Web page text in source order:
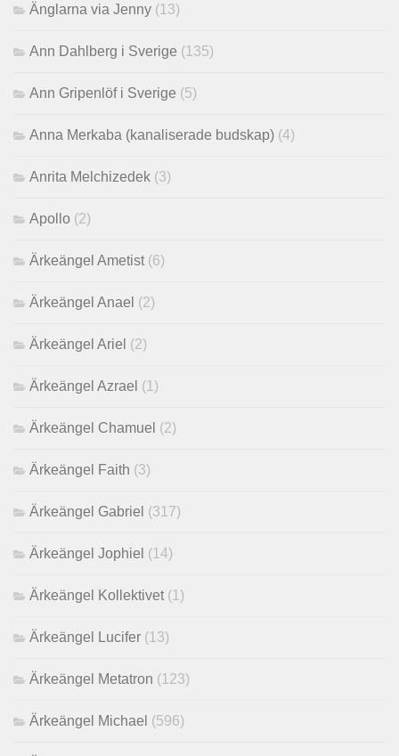
Änglarna via Jenny (13)
Ann Dahlberg i Sverige (135)
Ann Gripenlöf i Sverige (5)
Anna Merkaba (kanaliserade budskap) (4)
Anrita Melchizedek (3)
Apollo (2)
Ärkeängel Ametist (6)
Ärkeängel Anael (2)
Ärkeängel Ariel (2)
Ärkeängel Azrael (1)
Ärkeängel Chamuel (2)
Ärkeängel Faith (3)
Ärkeängel Gabriel (317)
Ärkeängel Jophiel (14)
Ärkeängel Kollektivet (1)
Ärkeängel Lucifer (13)
Ärkeängel Metatron (123)
Ärkeängel Michael (596)